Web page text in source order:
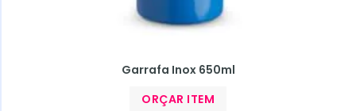
Garrafa Inox 650ml
ORÇAR ITEM